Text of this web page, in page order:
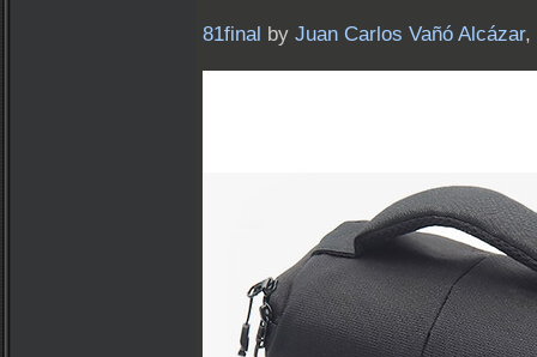
81final by Juan Carlos Vañó Alcázar,